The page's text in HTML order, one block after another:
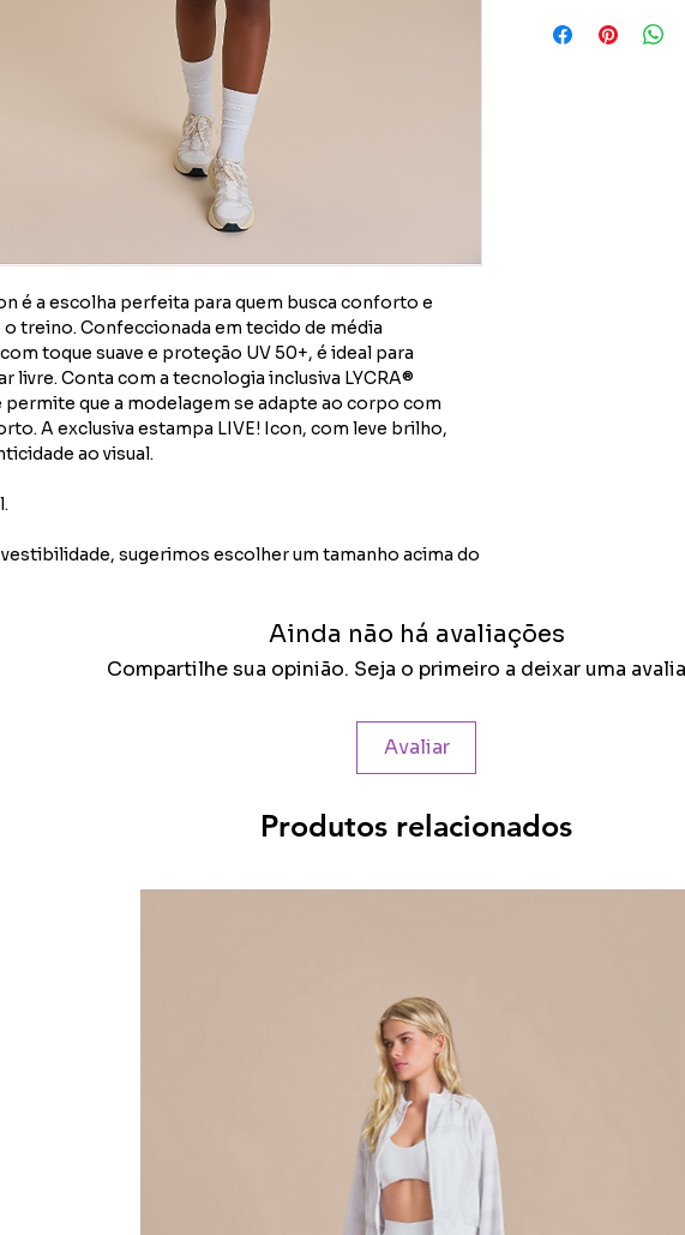
é a escolha perfeita para quem busca conforto e
treino. Confeccionada em tecido de média
toque suave e proteção UV 50+, é ideal para
livre. Conta com a tecnologia inclusiva LYCRA®
permite que a modelagem se adapte ao corpo com
A exclusiva estampa LIVE! Icon, com leve brilho,
ao visual.
sugerimos escolher um tamanho acima do
Ainda não há avaliações
Compartilhe sua opinião. Seja o primeiro a deixar uma
Avaliar
Produtos relacionados